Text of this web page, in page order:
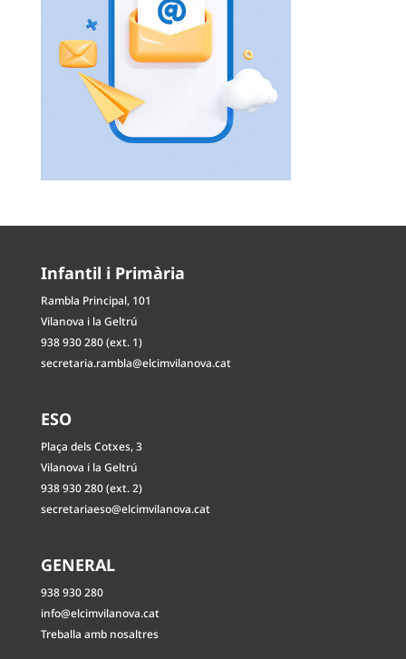
Infantil i Primària
Rambla Principal, 101
Vilanova i la Geltrú
938 930 280 (ext. 1)
secretaria.rambla@elcimvilanova.cat
ESO
Plaça dels Cotxes, 3
Vilanova i la Geltrú
938 930 280 (ext. 2)
secretariaeso@elcimvilanova.cat
GENERAL
938 930 280
info@elcimvilanova.cat
Treballa amb nosaltres